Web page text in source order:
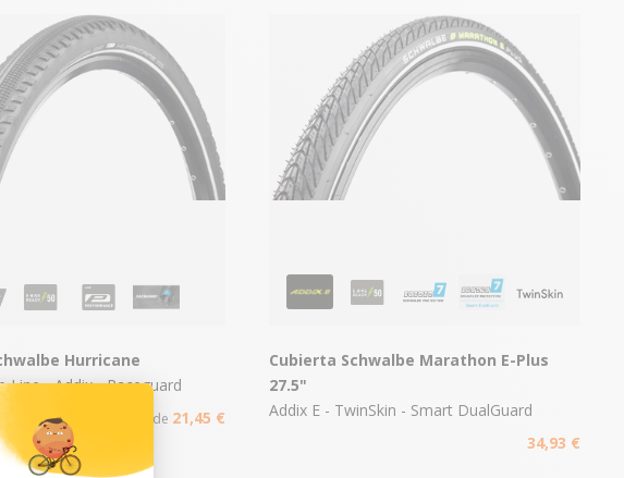
Hurricane
Line - Addix - Raceguard
A partir de 21,45 €
Cubierta Schwalbe Marathon E-Plus
27.5"
Addix E - TwinSkin - Smart DualGuard
34,93 €